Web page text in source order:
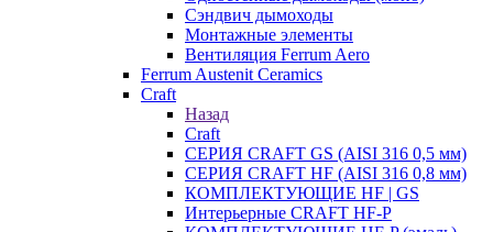
Сэндвич дымоходы
Монтажные элементы
Вентиляция Ferrum Aero
Ferrum Austenit Ceramics
Craft
Назад
Craft
СЕРИЯ CRAFT GS (AISI 316 0,5 мм)
СЕРИЯ CRAFT HF (AISI 316 0,8 мм)
КОМПЛЕКТУЮЩИЕ HF | GS
Интерьерные CRAFT HF-P